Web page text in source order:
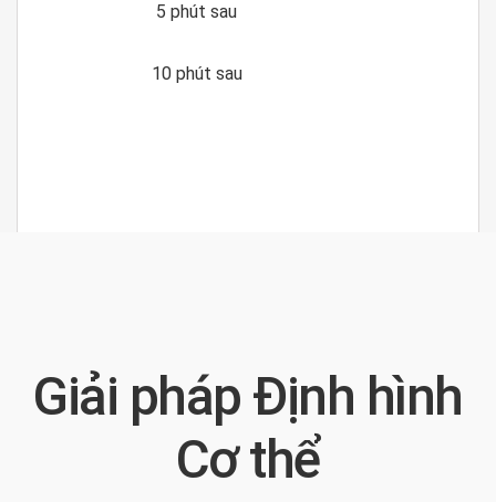
5 phút sau
10 phút sau
Giải pháp Định hình
Cơ thể